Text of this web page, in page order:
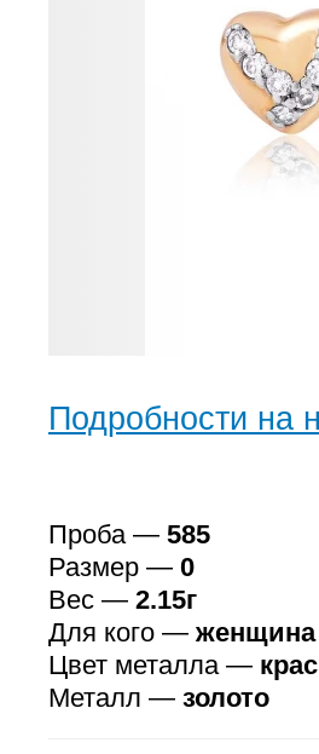
Подробности на
Проба — 585
Размер — 0
Вес — 2.15г
Для кого — женщина
Цвет металла —
Металл — золото